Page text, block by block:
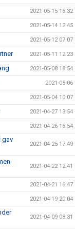
2021-05-15 16:32
2021-05-14 12:45
2021-05-12 07:07
2021-05-11 12:23
2021-05-08 18:54
2021-05-06
2021-05-04 10:07
2021-04-27 13:54
2021-04-26 16:54
gav
2021-04-25 17:49
2021-04-22 12:41
2021-04-21 16:47
2021-04-19 20:04
2021-04-09 08:31